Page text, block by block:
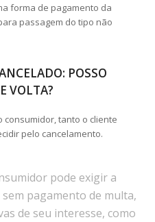
forma de pagamento da
passagem do tipo não
POSSO
VOLTA?
tanto o cliente
pelo cancelamento.
pode exigir a
pagamento de multa,
de seu interesse, como